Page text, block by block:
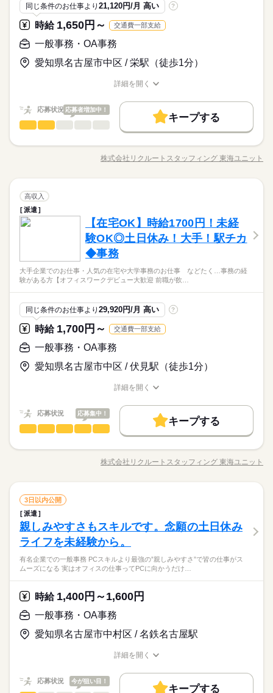
お仕事の特徴
働く人の待遇向上
募集条件
交通費
1ヵ月以内にスタート 勤務地固定
主婦・主夫
働き方・環境
在宅ワーク
研修制度
資格支援 日払い 禁煙・分煙
駅5分以内
PC不要 電話なし
給与 時給 1,700円～
交通費 1ヵ月3万円を上限として実費支給 月収例 29万3250円 時
給1700円×実働8h×週5日×4週+残業10h ※月収例を保証するもの
ではありません。 ※給与即受取りサービス利用可（利用条件
有） ha_rs_001
期間・時間 長期
08：45-17：45（休憩60分）実働8時間00分
めですが、業務量や繁忙期に月20時間以上の残業が発生すると
休日・休暇
週休2日のお仕事です。
詳しい募集要項をすべて見る
応募する
7月開始！時給1700円！【在宅OK】週3-4出社【電話応対なし】
■大手自動車メーカーでのマニュアル作成業務
・弊社スタッフも多数活躍中
働く人の待遇向上 高収入
募集条件
1ヵ月以内にスタート 勤務地固定
主婦・主夫
WEB登録
研修制度
英語不要
PC不要 電話なし
続きを読む
事務の経験がある方 【オフィスワークデビュー大歓迎！】 前職
が飲食やアパレルなどで オフィスワーク初挑戦！という 先輩方
も多くいらっしゃいます！ オフィス未経験でもチャレンジでき
る お仕事が他にもたくさん♪ 就業前にも、オンラインでの研修
など サポート体制も整えていますので 安心してご応募ください
◎
交通費 1ヵ月3万円を上限として実費支給 月収例 29万3250円 時
給1700円×実働8h×週5日×4週+残業10h ※月収例を保証するもの
ではありません。 ※給与即受取りサービス利用可（利用条件
続きを読む
期間・時間 長期
08：45-17：45（休憩60分）実働8時間00分
※残業時間：月10時間～19時間程度。■就業開始当初は残業少な
めですが、業務量や繁忙期に月20時間以上の残業が発生すると
きもございます。
土曜 日曜
週休2日のお仕事です。
詳しい募集要項をすべて見る
応募する
同じ条件のお仕事より 21,120円/月 高い ?
時給 1,650円～ 交通費一部支給
一般事務・OA事務
愛知県名古屋市中区 / 栄駅（徒歩1分）
男女の割合 男性
ひとりで みんなで
職場の様子
業界
【在宅OK】週3出社【商社での事務】【残業少なめ♪うれしい服
装自由】
◎新築のオフィスビル！駅直結
お仕事の特徴
働く人の待遇向上
高収入
募集条件
交通費
1ヵ月以内にスタート 勤務地固定
主婦・主夫
働き方・環境
在宅ワーク
産休・育休 社会保険制度
研修制度
資格支援
服装自由 日払い
英語不要
PC不要
続きを読む
一般事務・OA事務
・見積作成（システムやExcel使用） ・納期調整（グループ会社
とのやり取り） ・電話/メール対応 ・庶務業務 ▼こちらのお仕
わせて選べます♪ 09月、10月スタートのご希望の方も まずはお
気軽にご相談ください☆
応募資格
受発注を含む営業事務の経験がある方 【オフィスワークデビュ
ー大歓迎！】 前職が飲食やアパレルなどで オフィスワーク初挑
戦！という 先輩方も多くいらっしゃいます！ オフィス未経験で
もチャレンジできる お仕事が他にもたくさん♪ 就業前にも、オ
ンラインでの研修など サポート体制も整えていますので 安心し
てご応募ください◎
給与 時給 1,650円～
交通費 1ヵ月3万円を上限として実費支給 月収例 25万5750円 時
給1650円×実働7h30m×週5日×4週+残業5h ※月収例を保証するも
のではありません。 ※給与即受取りサービス利用可（利用条件
有） ha_rs_001
期間・時間 長期
09：00-17：30（休憩60分）実働7時間30分
す。
土・日・祝日休みの週休2日のお仕事です。
詳しい募集要項をすべて見る
応募する
詳細を開く
応募状況 応募者増加中！
キープする
職種/応募資格 給与/時間/休日
男女の割合
ひとりで みんなで
職場の様子 しずか
続きを読む
業界 商社関連
【在宅OK】週3出社【商社での事務】【残業少なめ♪うれしい服
◎新築のオフィスビル！駅直結
◎同業務している方が多数いて安心
◎質問しやすい環境
働く人の待遇向上 高収入 基本特徴 未経験OK 40代活躍
募集条件
交通費 1ヵ月以内にスタート 勤務地固定
主婦・主夫
WEB登録
就業時間・曜日 残10未満 土日祝休 働き方・環境
在宅ワーク
資格支援
英語不要
PC不要
職種 一般事務・OA事務
◎通信機器やソフトウェアを扱う商社にて事務をお願いします
・見積作成（システムやExcel使用） ・納期調整（グループ会社
とのやり取り） ・電話/メール対応 ・庶務業務 ▼こちらのお仕
事以外にも...▼ ・大手企業でのお仕事 ・人気の在宅や大学事務
のお仕事 など たくさんのお仕事の中からあなたのご希望に合
わせて選べます♪ 09月、10月スタートのご希望の方も まずはお
気軽にご相談ください☆
応募資格
受発注を含む営業事務の経験がある方 【オフィスワークデビュ
ー大歓迎！】 前職が飲食やアパレルなどで オフィスワーク初挑
戦！という 先輩方も多くいらっしゃいます！ オフィス未経験で
もチャレンジできる お仕事が他にもたくさん♪ 就業前にも、オ
ンラインでの研修など サポート体制も整えていますので 安心し
てご応募ください◎
交通費 1ヵ月3万円を上限として実費支給 月収例 25万5750円 時
給1650円×実働7h30m×週5日×4週+残業5h ※月収例を保証するも
のではありません。 ※給与即受取りサービス利用可（利用条件
続きを読む
期間・時間 長期
09：00-17：30（休憩60分）実働7時間30分
※残業時間：月5時間～9時間程度。■9月、3月が繁忙期になりま
す。
休日・休暇 土曜 日曜 祝日
土・日・祝日休みの週休2日のお仕事です。
詳しい募集要項をすべて見る
応募する
株式会社リクルートスタッフィング 東海ユニット
高収入
派遣
【在宅OK】時給1700円！未経
験OK◎土日休み！大手！駅チカ
◆事務
大手企業でのお仕事・人気の在宅や大学事務のお仕事 などたく…事務の経
験がある方【オフィスワークデビュー大歓迎 前職が飲…
同じ条件のお仕事より 29,920円/月 高い ?
時給 1,700円～ 交通費一部支給
一般事務・OA事務
愛知県名古屋市中区 / 伏見駅（徒歩1分）
男女の割合 男性
ひとりで みんなで
職場の様子
業界
【在宅OK】週3-4出社【電話応対なし】【伏見駅直結/直接雇用
の可能性もあり！】
■大手自動車メーカーでのマニュアル作成業務
・弊社スタッフも多数活躍中
・服装、髪色、ネイル比較的自由
お仕事の特徴
一般事務・OA事務
明会実施 ・オペレーター向けFAQ作成 ・入電分析・分析結果か
らの改善活動 ・お客様向けFAQ・チャットの運営（外部サイ
案資料作成のご経験がある方 ・新しいツールや業務に対して、
好奇心をもって取り組める方
応募資格
事務の経験がある方 【オフィスワークデビュー大歓迎！】 前職
も多くいらっしゃいます！ オフィス未経験でもチャレンジでき
る お仕事が他にもたくさん♪ 就業前にも、オンラインでの研修
◎
給与 時給 1,700円～
交通費 1ヵ月3万円を上限として実費支給 月収例 29万3250円 時
ではありません。 ※給与即受取りサービス利用可（利用条件
詳しい募集要項をすべて見る
詳細を開く
応募状況 応募集中！
キープする
職種/応募資格 給与/時間/休日
男女の割合
仕事の仕方 ひとりで みんなで
職場の様子 しずか にぎやか
業界 インターネット・Web関連
【在宅OK】週3-4出社【電話応対なし】【伏見駅直結/直接雇用
の可能性もあり！】
■大手自動車メーカーでのマニュアル作成業務
・服装、髪色、ネイル比較的自由
職種 一般事務・OA事務
◎社内向けマニュアルの作成業務 ・サービス概要書の作成・説
明会実施 ・オペレーター向けFAQ作成 ・入電分析・分析結果か
らの改善活動 ・お客様向けFAQ・チャットの運営（外部サイ
ト） ・データ入力 ・マニュアル作成 ・調整業務 ・庶務業務 ≪
現在活躍されている方々の経験≫ ・プレゼンやマニュアル、提
案資料作成のご経験がある方 ・新しいツールや業務に対して、
好奇心をもって取り組める方
続きを読む
応募資格
事務の経験がある方 【オフィスワークデビュー大歓迎！】 前職
も多くいらっしゃいます！ オフィス未経験でもチャレンジでき
など サポート体制も整えていますので 安心してご応募ください
給与
株式会社リクルートスタッフィング 東海ユニット
3日以内公開
派遣
親しみやすさもスキルです。念願の土日休み
ライフを未経験から。
有名企業での一般事務 PCスキルより最強の”親しみやすさ”で皆の仕事がス
ムーズになる 実はオフィスの仕事ってPCに向かうだけ…
時給 1,400円～1,600円
一般事務・OA事務
愛知県名古屋市中村区 / 名鉄名古屋駅
詳細を開く
応募状況 今が狙い目！
キープする